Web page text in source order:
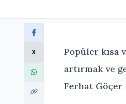
X
Popüler kısa
artırmak ve
Ferhat Göçer